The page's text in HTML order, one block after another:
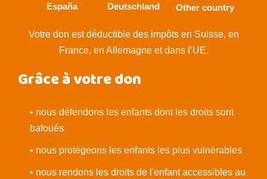
España Deutschland Other country
Votre don est déductible des impôts en Suisse, en
France, en Allemagne et dans l’UE.
Grâce à votre don
• nous défendons les enfants dont les droits sont
bafoués
• nous protégeons les enfants les plus vulnérables
• nous rendons les droits de l'enfant accessibles au